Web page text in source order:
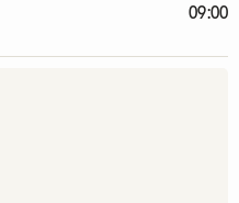
09:00